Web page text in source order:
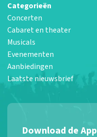
Categorieën
Concerten
Cabaret en theater
Musicals
Evenementen
Aanbiedingen
Laatste nieuwsbrief
Download de App